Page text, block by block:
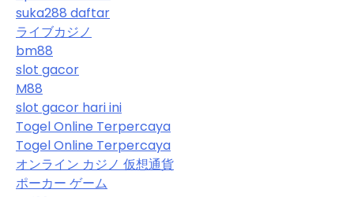
suka288 daftar
ライブカジノ
bm88
slot gacor
M88
slot gacor hari ini
Togel Online Terpercaya
Togel Online Terpercaya
オンライン カジノ 仮想通貨
ポーカー ゲーム